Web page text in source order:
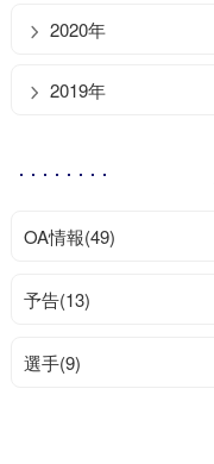
2020年
2019年
OA情報(49)
予告(13)
選手(9)